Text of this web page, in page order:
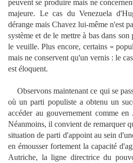
peuvent se produire mais ne
majeure. Le cas du Venezuela
dérange mais Chavez lui-même n'est
système et de le mettre à bas dans
le veuille. Plus encore, certains «
mais ne conservent qu'un vernis : le
est éloquent.
Observons maintenant ce qui se
où un parti populiste a obtenu un
accéder au gouvernement comme
Néanmoins, il convient de remarquer
situation de parti d'appoint au sein
en émousser fortement la capacité
Autriche, la ligne directrice du